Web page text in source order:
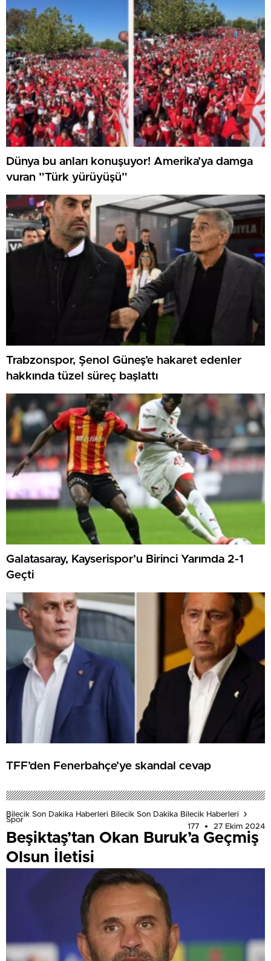
Dünya bu anları konuşuyor! Amerika’ya damga
vuran ”Türk yürüyüşü”
Trabzonspor, Şenol Güneş’e hakaret edenler
hakkında tüzel süreç başlattı
Galatasaray, Kayserispor’u Birinci Yarımda 2-1
Geçti
TFF’den Fenerbahçe’ye skandal cevap
Bilecik Son Dakika Haberleri Bilecik Son Dakika Bilecik Haberleri
Spor
177
27 Ekim 2024
Beşiktaş’tan Okan Buruk’a Geçmiş
Olsun İletisi